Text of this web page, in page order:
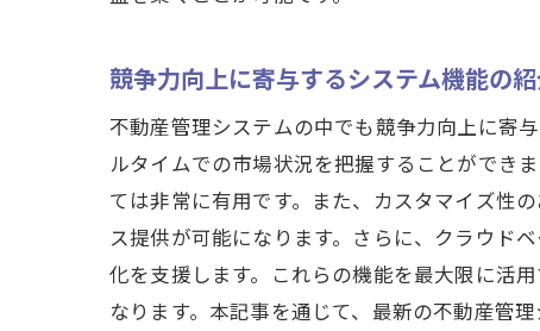
競争力向上に寄与するシステム機能の
不動産管理システムの中でも競争力向上に寄
ルタイムでの市場状況を把握することができ
ては非常に有用です。また、カスタマイズ性
ス提供が可能になります。さらに、クラウド
化を支援します。これらの機能を最大限に活
なります。本記事を通じて、最新の不動産管